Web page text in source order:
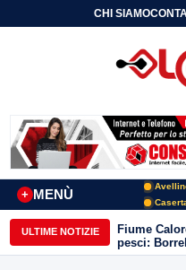
CHI SIAMO
MENÙ
+
ULTIME NOTIZIE
Fiume
pesci:
“Benevento